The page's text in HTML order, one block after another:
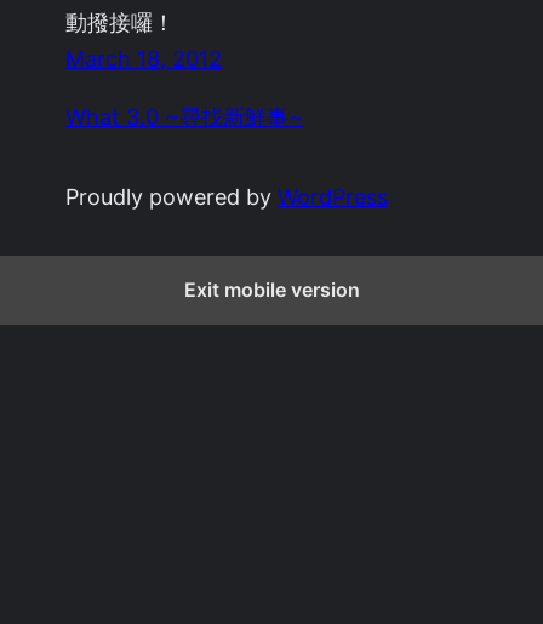
動撥接囉！
March 18, 2012
What 3.0 ~尋找新鮮事~
Proudly powered byWordPress
Exit mobile version